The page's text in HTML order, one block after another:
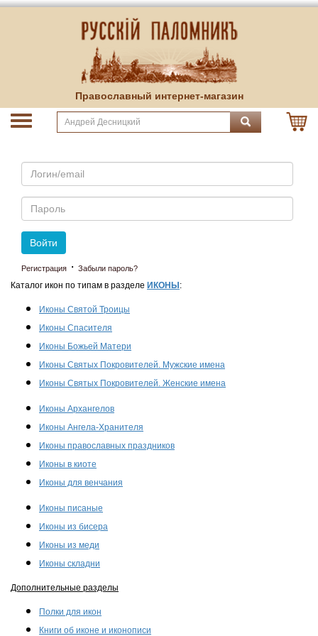
Православный интернет-магазин
Email
Пароль
Войти
Регистрация · Забыли пароль?
Каталог икон по типам в разделе ИКОНЫ :
Иконы Святой Троицы
Иконы Спасителя
Иконы Божьей Матери
Иконы Святых Покровителей. Мужские имена
Иконы Святых Покровителей. Женские имена
Иконы Архангелов
Иконы Ангела-Хранителя
Иконы православных праздников
Иконы в киоте
Иконы для венчания
Иконы писаные
Иконы из бисера
Иконы из меди
Иконы складни
Дополнительные разделы
Полки для икон
Книги об иконе и иконописи